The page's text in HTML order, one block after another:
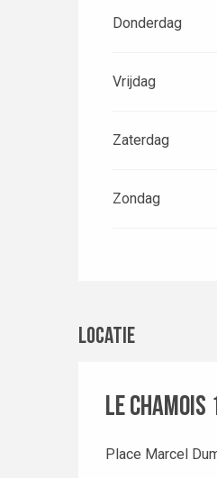
Donderdag
Vrijdag
Zaterdag
Zondag
Locatie
Le chamois
Place Marcel